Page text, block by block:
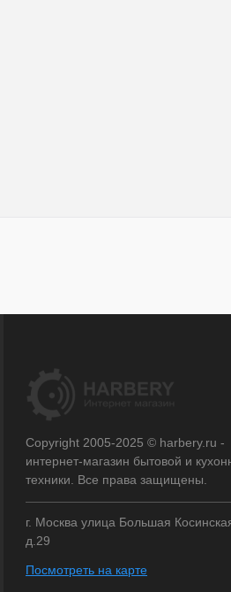
Copyright 2005-2025 © harbery.ru -
интернет-магазин бытовой и
техники. Все права защищены.
г. Москва улица Большая
д.29
Посмотреть на карте